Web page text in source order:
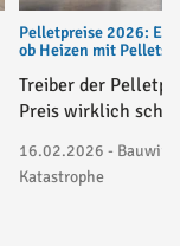
Pelletpreise 2026:
ob Heizen mit Pellets
Treiber der
Preis wirklich
16.02.2026 -
Katastrophe